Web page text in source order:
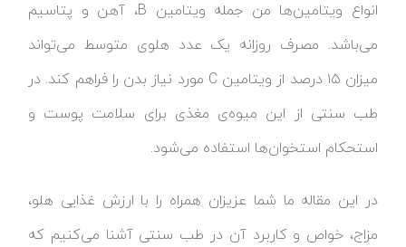
انواع ویتامین‌ها من جمله ویتامین B، آهن و پتاسیم
می‌باشد. مصرف روزانه یک عدد هلوی متوسط می‌تواند
میزان ۱۵ درصد از ویتامین C مورد نیاز بدن را فراهم کند. در
طب سنتی از این میوه‌ی مغذی برای سلامت پوست و
استحکام استخوان‌ها استفاده می‌شود.
در این مقاله ما شما عزیزان همراه را با ارزش غذایی هلو،
مزاج، خواص و کاربرد آن در طب سنتی آشنا می‌کنیم که